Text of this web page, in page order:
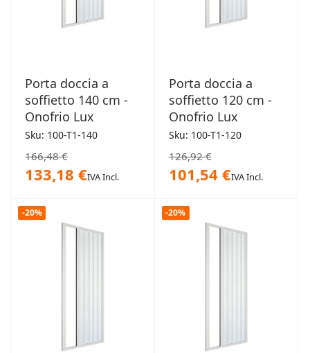
Porta doccia a
soffietto 140 cm -
Onofrio Lux
Sku: 100-T1-140
166,48 €
133,18 €IVA Incl.
Porta doccia a
soffietto 120 cm -
Onofrio Lux
Sku: 100-T1-120
126,92 €
101,54 €IVA Incl.
-20% -20%